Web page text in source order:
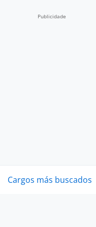
Cargos más buscados